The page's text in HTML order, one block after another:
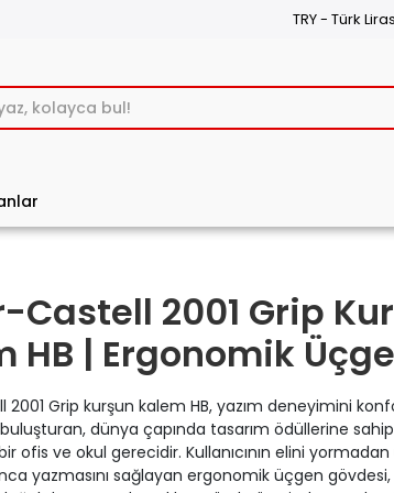
TRY - Türk
Castell 2001 Grip
HB | Ergonomik
2001 Grip kurşun kalem HB, yazım deneyimini
buluşturan, dünya çapında tasarım ödüllerine sahip
ofis ve okul gerecidir. Kullanıcının elini
yazmasını sağlayan ergonomik üçgen gövdesi,